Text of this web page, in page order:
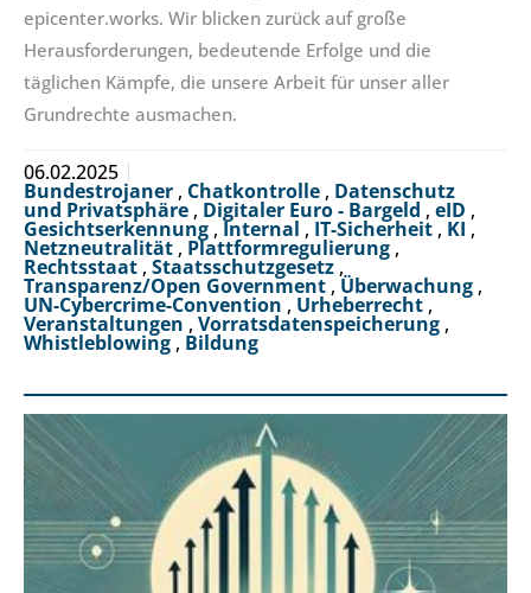
epicenter.works. Wir blicken zurück auf große
Herausforderungen, bedeutende Erfolge und die
täglichen Kämpfe, die unsere Arbeit für unser aller
Grundrechte ausmachen.
06.02.2025
Bundestrojaner , Chatkontrolle , Datenschutz
und Privatsphäre , Digitaler Euro - Bargeld , eID ,
Gesichtserkennung , Internal , IT-Sicherheit , KI ,
Netzneutralität , Plattformregulierung ,
Rechtsstaat , Staatsschutzgesetz ,
Transparenz/Open Government , Überwachung ,
UN-Cybercrime-Convention , Urheberrecht ,
Veranstaltungen , Vorratsdatenspeicherung ,
Whistleblowing , Bildung